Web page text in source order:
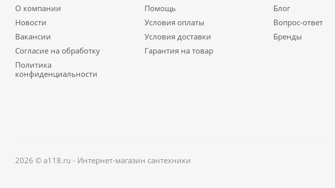
О компании
Новости
Вакансии
Согласие на обработку
Политика
конфиденциальности
Помощь
Условия оплаты
Условия доставки
Гарантия на товар
Блог
Вопрос-ответ
Бренды
2026 © a118.ru - Интернет-магазин сантехники